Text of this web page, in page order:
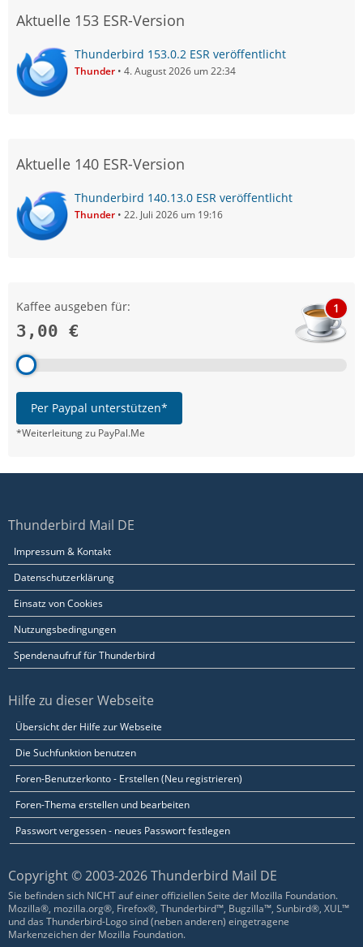
Aktuelle 153 ESR-Version
Thunderbird 153.0.2 ESR veröffentlicht
Thunder 4. August 2026 um 22:34
Aktuelle 140 ESR-Version
Thunderbird 140.13.0 ESR veröffentlicht
Thunder 22. Juli 2026 um 19:16
Kaffee ausgeben für:
3,00 €
1
Per Paypal unterstützen*
*Weiterleitung zu PayPal.Me
Thunderbird Mail DE
Impressum & Kontakt
Datenschutzerklärung
Einsatz von Cookies
Nutzungsbedingungen
Spendenaufruf für Thunderbird
Hilfe zu dieser Webseite
Übersicht der Hilfe zur Webseite
Die Suchfunktion benutzen
Foren-Benutzerkonto - Erstellen (Neu registrieren)
Foren-Thema erstellen und bearbeiten
Passwort vergessen - neues Passwort festlegen
Copyright © 2003-2026 Thunderbird Mail DE
Sie befinden sich NICHT auf einer offiziellen Seite der Mozilla Foundation.
Mozilla®, mozilla.org®, Firefox®, Thunderbird™, Bugzilla™, Sunbird®, XUL™
und das Thunderbird-Logo sind (neben anderen) eingetragene
Markenzeichen der Mozilla Foundation.